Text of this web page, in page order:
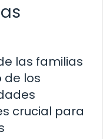
las familias
de los
crucial para